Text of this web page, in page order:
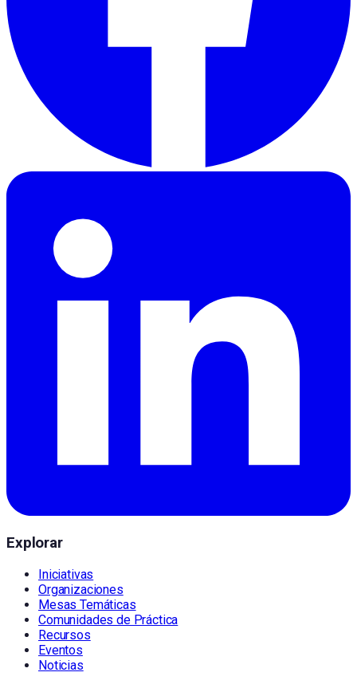
Explorar
Iniciativas
Organizaciones
Mesas Temáticas
Comunidades de Práctica
Recursos
Eventos
Noticias